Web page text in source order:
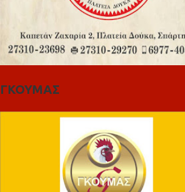
ΓΚΟΥΜΑΣ